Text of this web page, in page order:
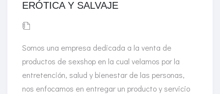
ERÓTICA Y SALVAJE
Somos una empresa dedicada a la venta de
productos de sexshop en la cual velamos por la
entretención, salud y bienestar de las personas,
nos enfocamos en entregar un producto y servicio